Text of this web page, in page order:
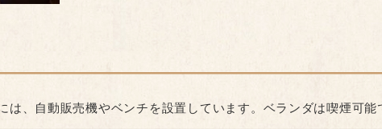
は、自動販売機やベンチを設置しています。ベランダは喫煙可能